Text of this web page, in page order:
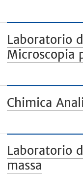
Laboratorio
Microscopia
Chimica
Laboratorio
massa